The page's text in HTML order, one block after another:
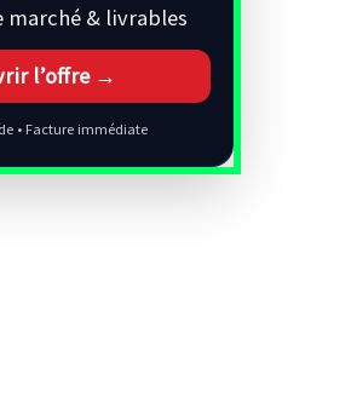
marché & livrables
l’offre →
• Facture immédiate